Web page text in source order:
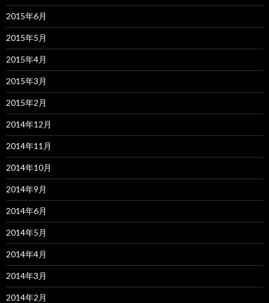
2015年6月
2015年5月
2015年4月
2015年3月
2015年2月
2014年12月
2014年11月
2014年10月
2014年9月
2014年6月
2014年5月
2014年4月
2014年3月
2014年2月